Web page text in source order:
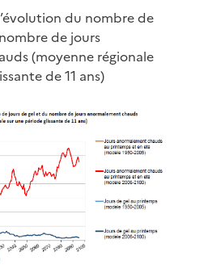
du nombre de
de jours
(moyenne régionale
de 11 ans)